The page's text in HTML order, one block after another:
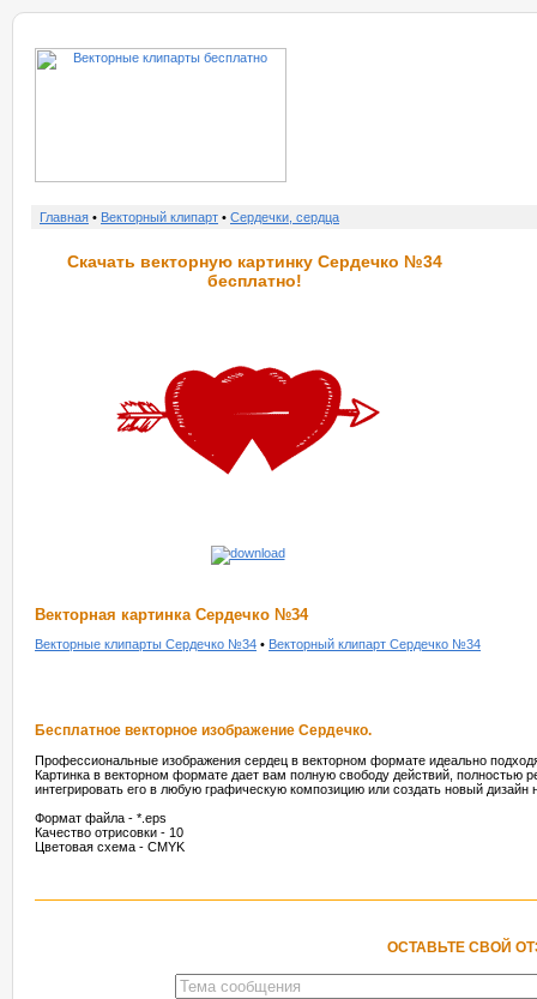
Главная • Векторный клипарт • Сердечки, сердца
Скачать векторную картинку Сердечко №34
бесплатно!
Векторная картинка Сердечко №34
Векторные клипарты Сердечко №34 • Векторный клипарт Сердечко №34
Бесплатное векторное изображение Сердечко.
Профессиональные изображения сердец в векторном формате идеально
Картинка в векторном формате дает вам полную свободу действий, полностью
интегрировать его в любую графическую композицию или создать новый дизайн
Формат файла - *.eps
Качество отрисовки - 10
Цветовая схема - CMYK
ОСТАВЬТЕ СВОЙ